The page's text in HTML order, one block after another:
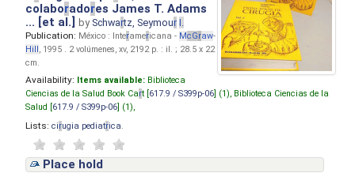
colaboradores James T. Adams
... [et al.]by Schwartz, Seymour I.
Publication: México : Interamericana - McGraw-
Hill, 1995 . 2 volúmenes, xv, 2192 p. : il. ; 28.5 x 22
cm.
Availability: Items available: Biblioteca
Ciencias de la Salud Book Cart [ 617.9 / S399p-06 ] (1), Biblioteca Ciencias de la
Salud [ 617.9 / S399p-06 ] (1),
Lists: cirugia pediatrica
Place hold